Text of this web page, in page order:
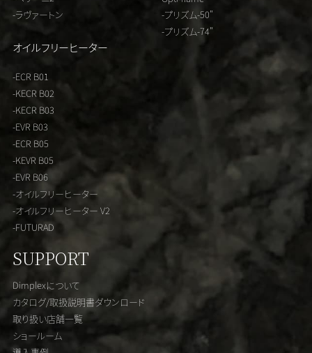
-ラヴァートン
オイルフリーヒーター
-ECR B01
-KECR B02
-KECR B03
-EVR B03
-ECR B05
-KEVR B05
-EVR B06
-オイルフリーヒーター
-オイルフリーヒーター V2
-FUTURAD
-プリズム-50"
-プリズム-74"
SUPPORT
Dimplexについて
カタログ/取扱説明書ダウンロード
取り扱い店舗一覧
ショールーム